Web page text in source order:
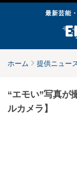
最新芸能
ホーム 提供ニュー
“エモい”写真が
ルカメラ】